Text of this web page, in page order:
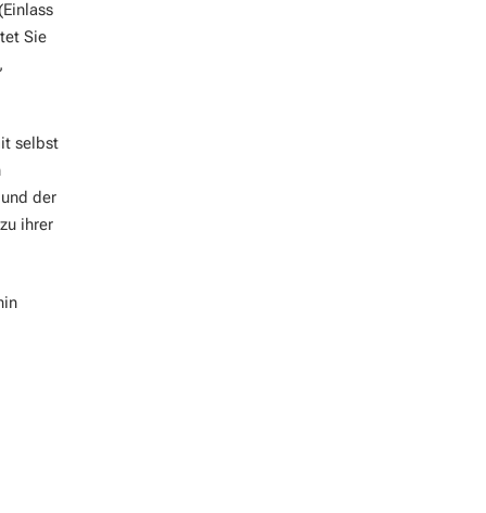
Sie
selbst
der
ihrer